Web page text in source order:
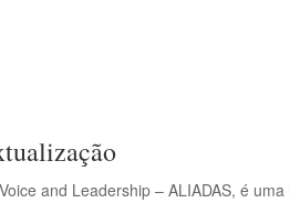
and Leadership – ALIADAS, é